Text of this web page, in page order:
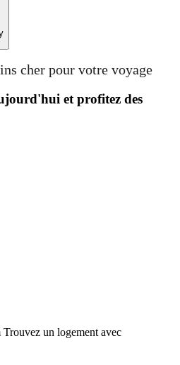
cher pour votre voyage
et profitez des
Trouvez un logement avec